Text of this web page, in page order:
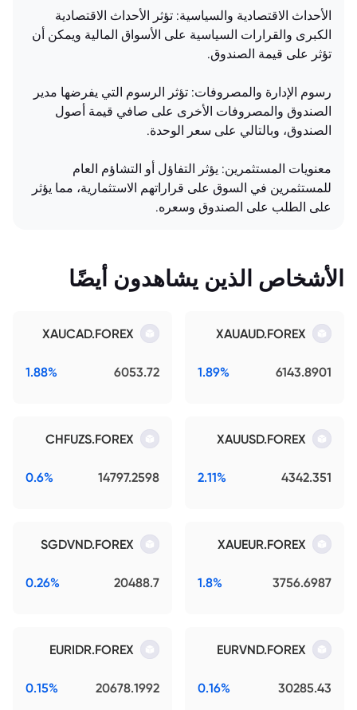
الأحداث الاقتصادية والسياسية: تؤثر الأحداث الاقتصادية
الكبرى والقرارات السياسية على الأسواق المالية ويمكن أن
تؤثر على قيمة الصندوق.
رسوم الإدارة والمصروفات: تؤثر الرسوم التي يفرضها مدير
الصندوق والمصروفات الأخرى على صافي قيمة أصول
الصندوق، وبالتالي على سعر الوحدة.
معنويات المستثمرين: يؤثر التفاؤل أو التشاؤم العام
للمستثمرين في السوق على قراراتهم الاستثمارية، مما يؤثر
على الطلب على الصندوق وسعره.
الأشخاص الذين يشاهدون أيضًا
XAUAUD.FOREX
6143.8901
1.89%
XAUCAD.FOREX
6053.72
1.88%
XAUUSD.FOREX
4342.351
2.11%
CHFUZS.FOREX
14797.2598
0.6%
XAUEUR.FOREX
3756.6987
1.8%
SGDVND.FOREX
20488.7
0.26%
EURVND.FOREX
30285.43
0.16%
EURIDR.FOREX
20678.1992
0.15%